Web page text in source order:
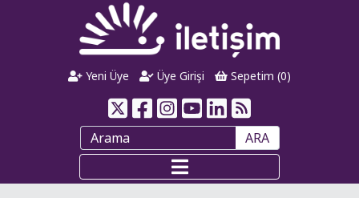
Yeni Üye Üye Girişi Sepetim (0)
ARA